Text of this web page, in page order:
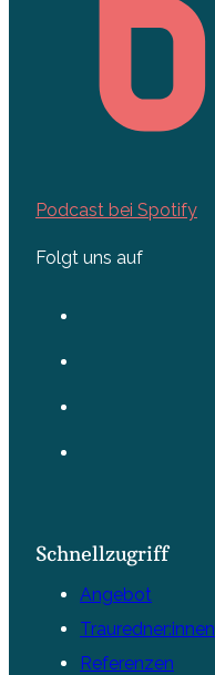
Podcast bei Spotify
Folgt uns auf
Schnellzugriff
Angebot
Trauredner:innen
Referenzen